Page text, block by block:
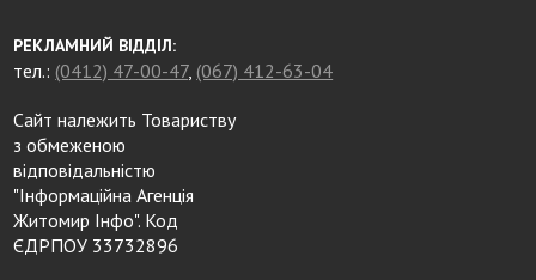
РЕКЛАМНИЙ ВІДДІЛ:
тел.: (0412) 47-00-47, (067) 412-63-04
Сайт належить Товариству
з обмеженою
відповідальністю
"Інформаційна Агенція
Житомир Інфо". Код
ЄДРПОУ 33732896